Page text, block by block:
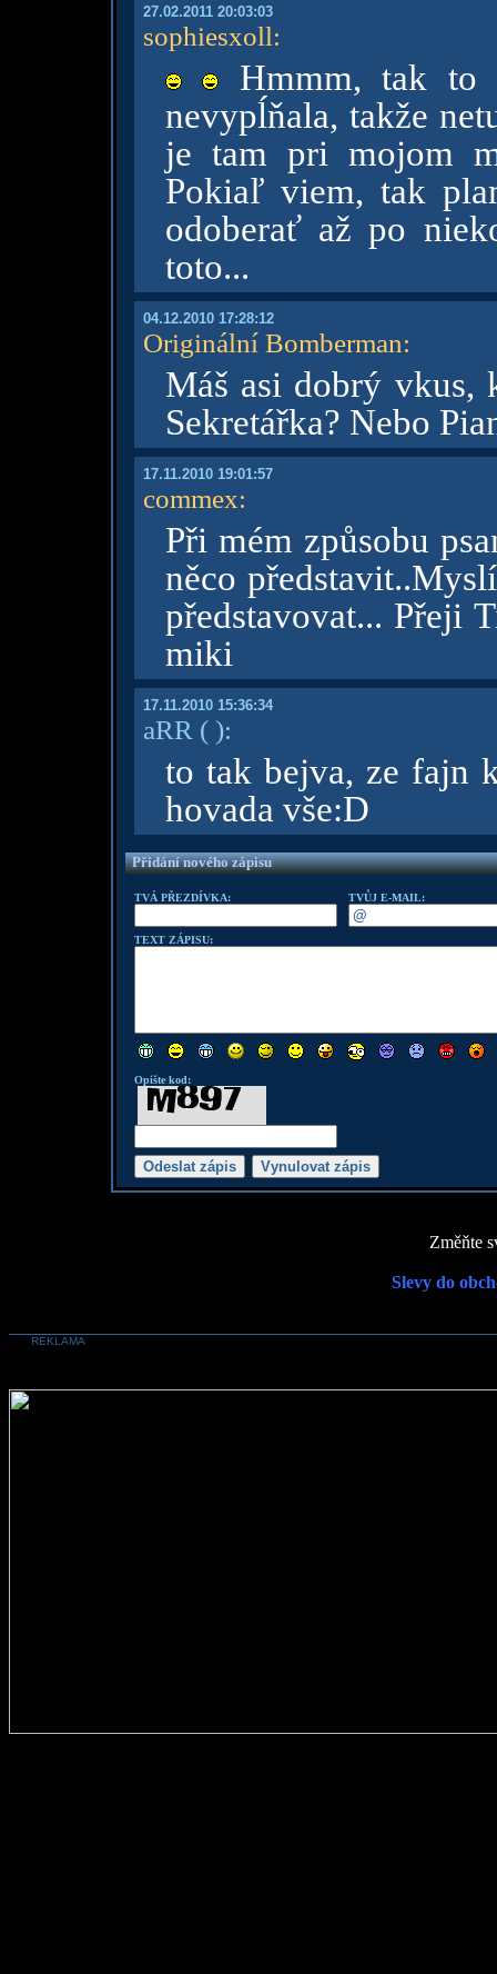
27.02.2011 20:03:03
sophiesxoll:
Hmmm, tak to
nevypĺňala, takže
je tam pri mojom
Pokiaľ viem, tak
odoberať až po
toto...
04.12.2010 17:28:12
Originální Bomberman:
Máš asi dobrý
Sekretářka? Nebo
17.11.2010 19:01:57
commex:
Při mém způsobu
něco
představovat... Přeji
miki
17.11.2010 15:36:34
aRR ( ):
to tak bejva, ze fajn
hovada vše:D
Přidání nového zápisu
TVÁ PŘEZDÍVKA: TVŮJ E-MAIL:
TEXT ZÁPISU:
Opište kod:
Změňte
Slevy do
REKLAMA